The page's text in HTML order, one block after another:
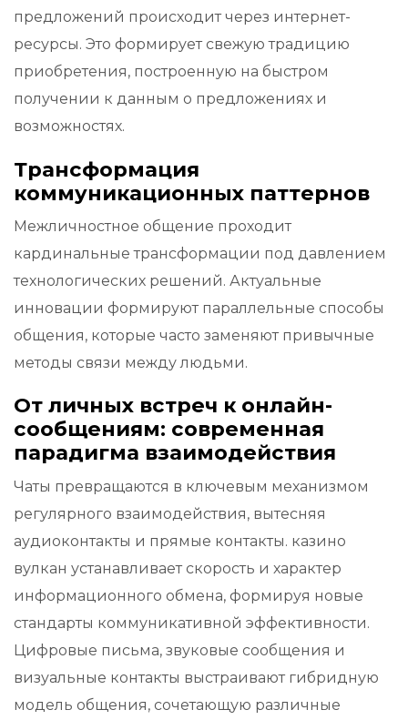
предложений происходит через интернет-
ресурсы. Это формирует свежую традицию
приобретения, построенную на быстром
получении к данным о предложениях и
возможностях.
Трансформация
коммуникационных паттернов
Межличностное общение проходит
кардинальные трансформации под давлением
технологических решений. Актуальные
инновации формируют параллельные способы
общения, которые часто заменяют привычные
методы связи между людьми.
От личных встреч к онлайн-
сообщениям: современная
парадигма взаимодействия
Чаты превращаются в ключевым механизмом
регулярного взаимодействия, вытесняя
аудиоконтакты и прямые контакты. казино
вулкан устанавливает скорость и характер
информационного обмена, формируя новые
стандарты коммуникативной эффективности.
Цифровые письма, звуковые сообщения и
визуальные контакты выстраивают гибридную
модель общения, сочетающую различные